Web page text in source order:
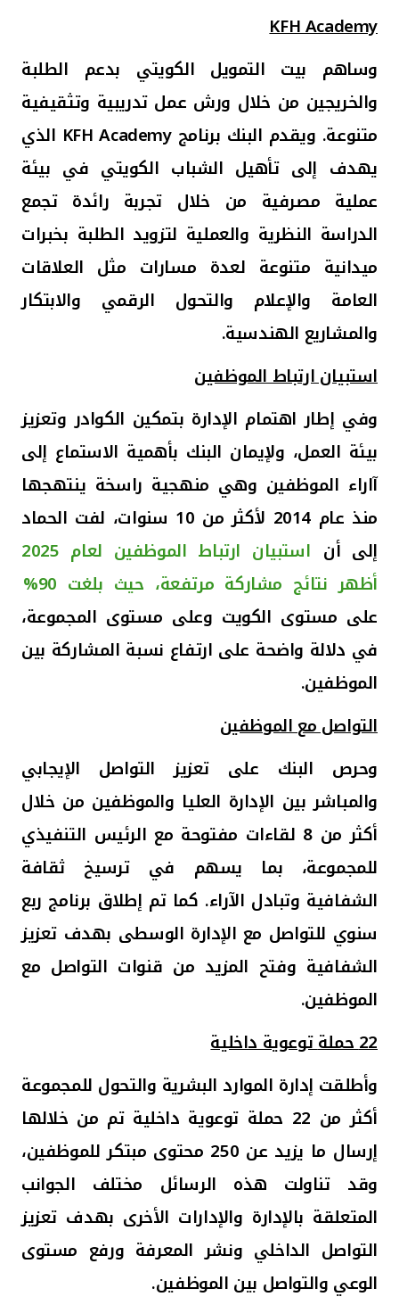
KFH Academy
وساهم بيت التمويل الكويتي بدعم الطلبة
والخريجين من خلال ورش عمل تدريبية وتثقيفية
متنوعة. ويقدم البنك برنامج KFH Academy
الذي
يهدف إلى تأهيل الشباب الكويتي في بيئة
عملية مصرفية من خلال تجربة رائدة تجمع
الدراسة النظرية والعملية لتزويد الطلبة بخبرات
ميدانية متنوعة لعدة مسارات مثل العلاقات
العامة والإعلام والتحول الرقمي والابتكار
والمشاريع الهندسية.
استبيان ارتباط الموظفين
وفي إطار اهتمام الإدارة بتمكين الكوادر وتعزيز
بيئة العمل، ولإيمان البنك بأهمية الاستماع إلى
آاراء الموظفين وهي منهجية راسخة ينتهجها
منذ عام 2014 لأكثر من 10 سنوات، لفت الحماد
إلى أن
استبيان ارتباط الموظفين لعام 2025
أظهر نتائج مشاركة مرتفعة، حيث بلغت 90%
على مستوى الكويت وعلى مستوى المجموعة،
في دلالة واضحة على ارتفاع نسبة المشاركة بين
الموظفين.
التواصل مع الموظفين
وحرص البنك على تعزيز التواصل الإيجابي
والمباشر بين الإدارة العليا والموظفين من خلال
أكثر من 8 لقاءات مفتوحة مع الرئيس التنفيذي
للمجموعة، بما يسهم في ترسيخ ثقافة
الشفافية وتبادل الآراء. كما تم إطلاق برنامج ربع
سنوي للتواصل مع الإدارة الوسطى بهدف تعزيز
الشفافية وفتح المزيد من قنوات التواصل مع
الموظفين.
22 حملة
توعوية داخلية
وأطلقت إدارة الموارد البشرية والتحول للمجموعة
أكثر من 22 حملة توعوية داخلية تم من خلالها
إرسال ما يزيد عن 250 محتوى مبتكر للموظفين،
وقد تناولت هذه الرسائل مختلف الجوانب
المتعلقة بالإدارة والإدارات الأخرى بهدف تعزيز
التواصل الداخلي ونشر المعرفة ورفع مستوى
الوعي والتواصل بين الموظفين.